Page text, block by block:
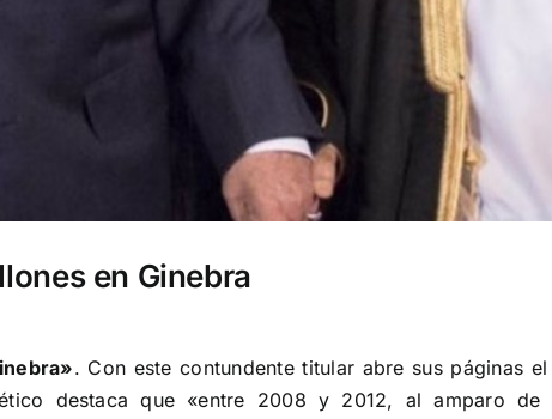
en Ginebra
. Con este contundente titular abre sus páginas
destaca que «entre 2008 y 2012, al amparo